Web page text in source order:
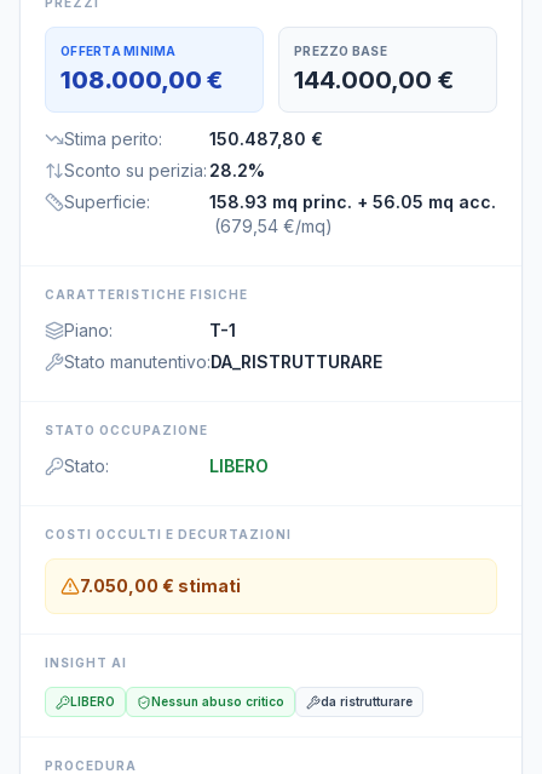
OFFERTA MINIMA
108.000,00 €
PREZZO BASE
144.000,00 €
Stima perito:
150.487,80 €
Sconto su perizia: 28.2%
Superficie: 158.93 mq princ. + 56.05 mq acc.
(679,54 €/mq)
CARATTERISTICHE FISICHE
Piano:
T-1
Stato manutentivo:DA_RISTRUTTURARE
STATO OCCUPAZIONE
Stato: LIBERO
COSTI OCCULTI E DECURTAZIONI
7.050,00 € stimati
INSIGHT AI
LIBERO Nessun abuso critico da ristrutturare
PROCEDURA